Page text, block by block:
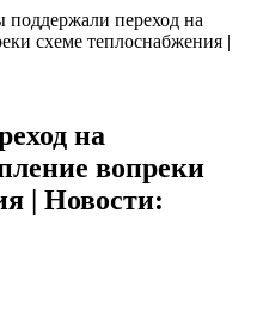
поддержали переход на
схеме теплоснабжения |
на
вопреки
| Новости: